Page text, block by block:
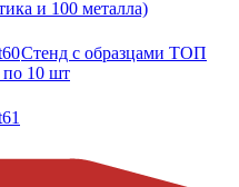
и 100 металла)
Стенд с образцами ТОП
по 10 шт